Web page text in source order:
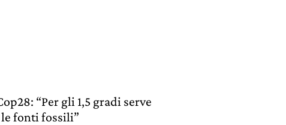
“Per gli 1,5 gradi serve
fonti fossili”